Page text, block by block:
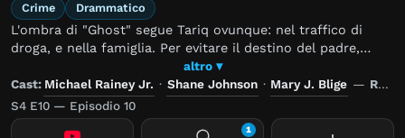
Crime Drammatico
L'ombra di "Ghost" segue Tariq ovunque: nel traffico di
droga, e nella famiglia. Per evitare il destino del padre,
Tariq non può semplicemente diventare lui, bensì deve
surclassarlo.
altro ▾
Cast: Michael Rainey Jr. · Shane Johnson · Mary J. Blige — Regia:
S4 E10 — Episodio 10
1